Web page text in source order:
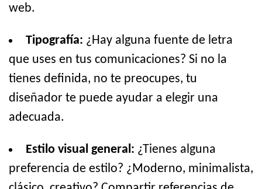
web.
Tipografía: ¿Hay alguna fuente de letra
que uses en tus comunicaciones? Si no la
tienes definida, no te preocupes, tu
diseñador te puede ayudar a elegir una
adecuada.
Estilo visual general: ¿Tienes alguna
preferencia de estilo? ¿Moderno, minimalista,